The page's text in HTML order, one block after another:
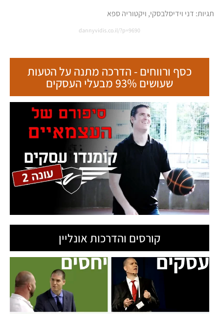
תגיות: דני וידיסלבסקי, ויקטוריה ספא
dannyvidis.co.il/?p=9690
כסף ורווחים - הדרכה מתנה על הטעות
שעושים 93% מבעלי העסקים
קורסים והדרכות אונליין